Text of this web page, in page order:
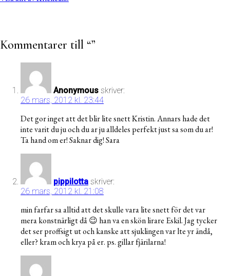
Kommentarer till “”
Anonymous skriver:
26 mars, 2012 kl. 23:44
Det gor inget att det blir lite snett Kristin. Annars hade det
inte varit du ju och du ar ju alldeles perfekt just sa som du ar!
Ta hand om er! Saknar dig! Sara
pippilotta skriver:
26 mars, 2012 kl. 21:08
min farfar sa alltid att det skulle vara lite snett för det var
mera konstnärligt då 😉 han va en skön lirare Eskil. Jag tycker
det ser proffsigt ut och kanske att sjuklingen var lte yr ändå,
eller? kram och krya på er. ps. gillar fjärilarna!